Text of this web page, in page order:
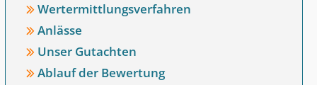
Wertermittlungsverfahren
Anlässe
Unser Gutachten
Ablauf der Bewertung